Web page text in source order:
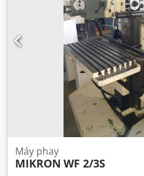
Máy phay
MIKRON WF 2/3S